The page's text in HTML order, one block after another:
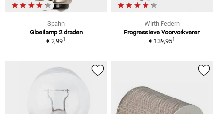
Spahn
Gloeilamp 2 draden
€ 2,991
Wirth Federn
Progressieve Voorvorkveren
€ 139,951